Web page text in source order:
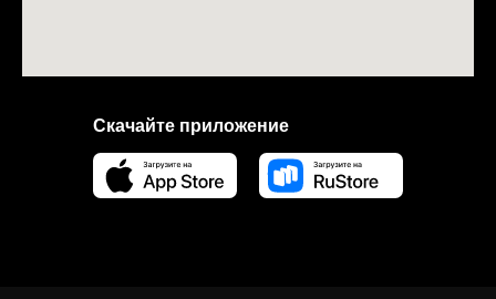
Скачайте приложение